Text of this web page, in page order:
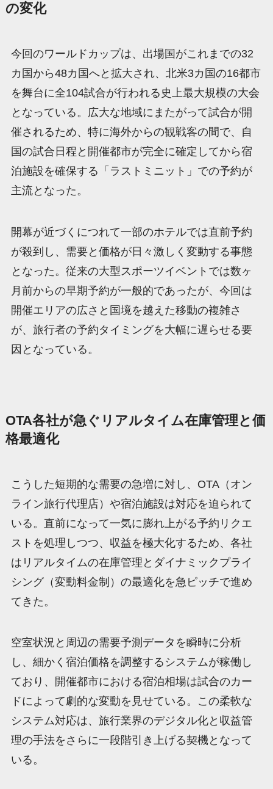
の変化
今回のワールドカップは、出場国がこれまでの32
カ国から48カ国へと拡大され、北米3カ国の16都市
を舞台に全104試合が行われる史上最大規模の大会
となっている。広大な地域にまたがって試合が開
催されるため、特に海外からの観戦客の間で、自
国の試合日程と開催都市が完全に確定してから宿
泊施設を確保する「ラストミニット」での予約が
主流となった。
開幕が近づくにつれて一部のホテルでは直前予約
が殺到し、需要と価格が日々激しく変動する事態
となった。従来の大型スポーツイベントでは数ヶ
月前からの早期予約が一般的であったが、今回は
開催エリアの広さと国境を越えた移動の複雑さ
が、旅行者の予約タイミングを大幅に遅らせる要
因となっている。
OTA各社が急ぐリアルタイム在庫管理と価
格最適化
こうした短期的な需要の急増に対し、OTA（オン
ライン旅行代理店）や宿泊施設は対応を迫られて
いる。直前になって一気に膨れ上がる予約リクエ
ストを処理しつつ、収益を極大化するため、各社
はリアルタイムの在庫管理とダイナミックプライ
シング（変動料金制）の最適化を急ピッチで進め
てきた。
空室状況と周辺の需要予測データを瞬時に分析
し、細かく宿泊価格を調整するシステムが稼働し
ており、開催都市における宿泊相場は試合のカー
ドによって劇的な変動を見せている。この柔軟な
システム対応は、旅行業界のデジタル化と収益管
理の手法をさらに一段階引き上げる契機となって
いる。